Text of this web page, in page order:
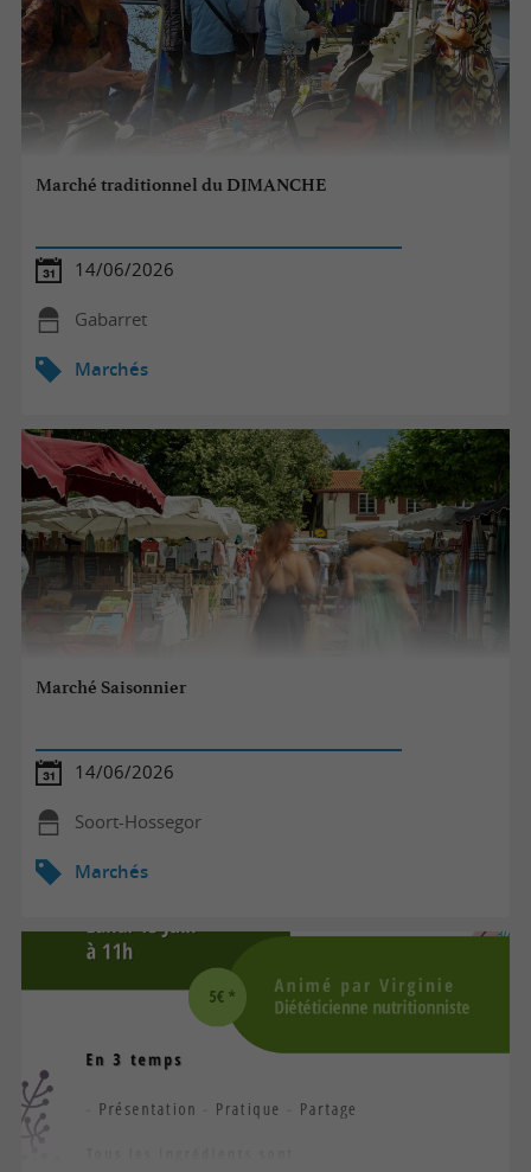
Marché traditionnel du DIMANCHE
14/06/2026
Gabarret
Marchés
Marché Saisonnier
14/06/2026
Soort-Hossegor
Marchés